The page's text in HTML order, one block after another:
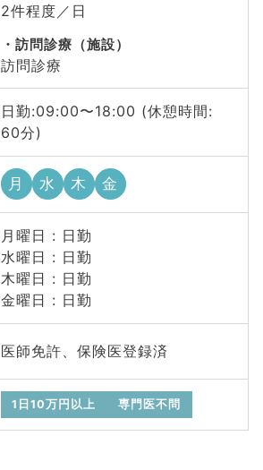
2件程度／日
訪問診療（施設）
訪問診療
日勤:09:00〜18:00 (休憩時間:
60分)
月 水 木 金
月曜日 : 日勤
水曜日 : 日勤
木曜日 : 日勤
金曜日 : 日勤
医師免許、保険医登録済
1日10万円以上 専門医不問